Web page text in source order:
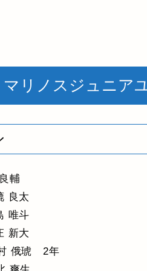
マリノスジュニア
輔
良太
唯斗
新大
俄琥 2年